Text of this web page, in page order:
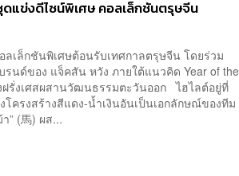
แข่งดีไซน์พิเศษ คอลเล็กชันตรุษจีน
เล็กชันพิเศษต้อนรับเทศกาลตรุษจีน โดยร่วม
รนด์ของ แจ็คสัน หวัง ภายใต้แนวคิด Year of the
ฝรั่งเศสผสานวัฒนธรรมตะวันออก ไฮไลต์อยู่ที่
โครงสร้างสีแดง-น้ำเงินอันเป็นเอกลักษณ์ของทีม
” (馬) ผส...